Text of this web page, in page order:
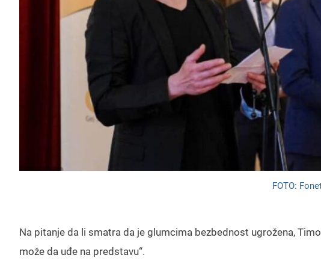
FOTO:
Na pitanje da li smatra da je glumcima bezbednost ugrožena,
može da uđe na predstavu“.